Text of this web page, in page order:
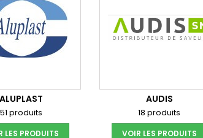
ALUPLAST
51 produits
LES PRODUITS
AUDIS
18 produits
VOIR LES PRODUITS